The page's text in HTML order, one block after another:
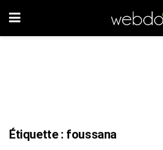
Étiquette : foussana